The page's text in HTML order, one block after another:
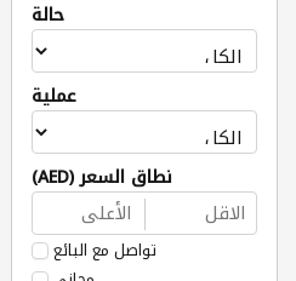
حالة
عملية
نطاق السعر (AED)
تواصل مع البائع